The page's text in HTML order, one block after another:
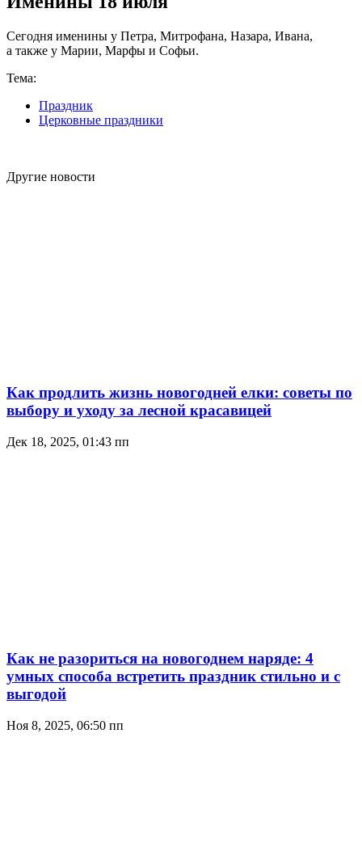
Сегодня именины у Петра, Митрофана, Назара, Ивана,
а также у Марии, Марфы и Софьи.
Тема:
Праздник
Церковные праздники
Другие новости
Как продлить жизнь новогодней елки: советы по
выбору и уходу за лесной красавицей
Дек 18, 2025, 01:43 пп
Как не разориться на новогоднем наряде: 4
умных способа встретить праздник стильно и с
выгодой
Ноя 8, 2025, 06:50 пп